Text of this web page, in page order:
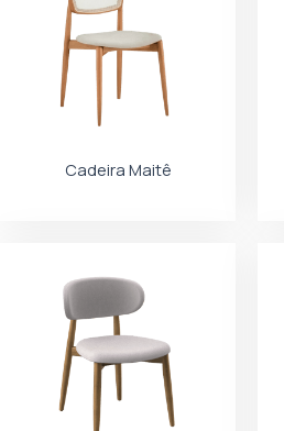
Cadeira Maitê